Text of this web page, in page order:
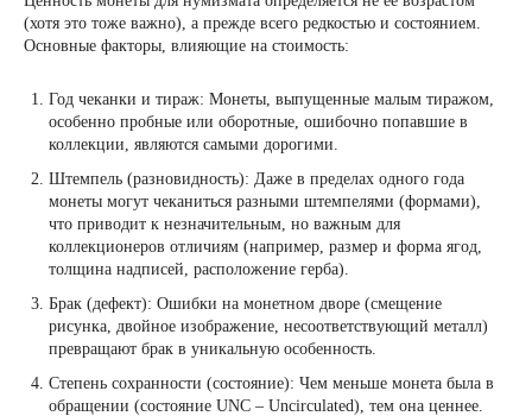
(хотя это тоже важно), а прежде всего редкостью и состоянием.
Основные факторы, влияющие на стоимость:
Год чеканки и тираж: Монеты, выпущенные малым тиражом,
особенно пробные или оборотные, ошибочно попавшие в
коллекции, являются самыми дорогими.
Штемпель (разновидность): Даже в пределах одного года
монеты могут чеканиться разными штемпелями (формами),
что приводит к незначительным, но важным для
коллекционеров отличиям (например, размер и форма ягод,
толщина надписей, расположение герба).
Брак (дефект): Ошибки на монетном дворе (смещение
рисунка, двойное изображение, несоответствующий металл)
превращают брак в уникальную особенность.
Степень сохранности (состояние): Чем меньше монета была в
обращении (состояние UNC – Uncirculated), тем она ценнее.